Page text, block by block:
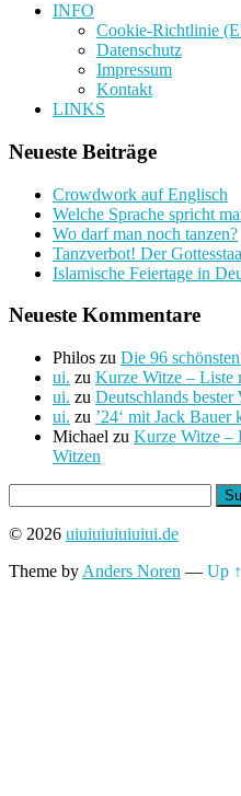
INFO
Cookie-Richtlinie
Datenschutz
Impressum
Kontakt
LINKS
Neueste Beiträge
Crowdwork auf Englisch
Welche Sprache spricht
Wo darf man noch tanzen?
Tanzverbot! Der
Islamische Feiertage in
Neueste Kommentare
Philos zu Die 96
ui. zu Kurze Witze – Liste
ui. zu Deutschlands
ui. zu ’24‘ mit Jack Bauer
Michael zu Kurze Witze –
Witzen
nach:
© 2026 uiuiuiuiuiuiui.de
Theme by Anders Noren — Up ↑